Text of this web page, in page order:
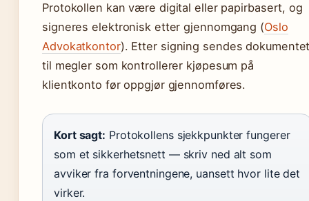
Protokollen kan være digital eller papirbasert, og
signeres elektronisk etter gjennomgang (Oslo
Advokatkontor). Etter signing sendes
til megler som kontrollerer kjøpesum på
klientkonto før oppgjør gjennomføres.
Kort sagt: Protokollens sjekkpunkter fungerer
som et sikkerhetsnett — skriv ned alt som
avviker fra forventningene, uansett hvor lite det
virker.